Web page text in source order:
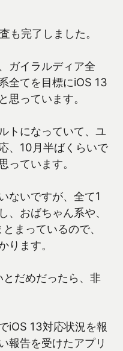
も完了しました。
ガイラルディア全
全てを目標にiOS 13
思っています。
トになっていて、ユ
、10月半ばくらいで
っています。
ないですが、全て1
、おばちゃん系や、
まっているので、
ります。
だめだったら、非
iOS 13対応状況を報
報告を受けたアプリ